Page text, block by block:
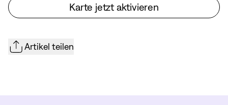
Karte jetzt aktivieren
Artikel teilen